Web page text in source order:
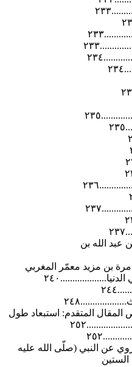
بن
معمّر المغربي
المتقدم: استبعاد طول
النبي (صلّى الله عليه